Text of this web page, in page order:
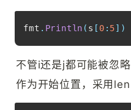
fmt . Println ( s [ 0 : 5] )
不管i还是j都可能被忽
作为开始位置，采用